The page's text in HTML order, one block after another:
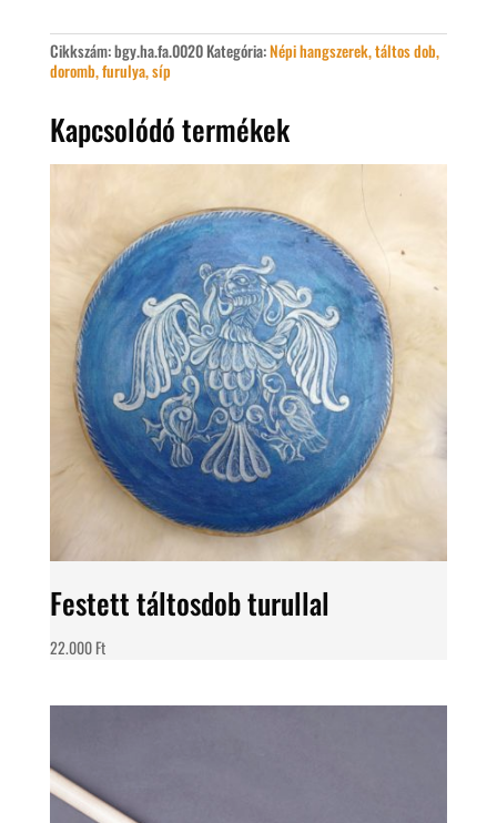
Cikkszám:bgy.ha.fa.0020 Kategória:Népi hangszerek, táltos dob,
doromb, furulya, síp
Kapcsolódó termékek
Festett táltosdob turullal
22.000Ft